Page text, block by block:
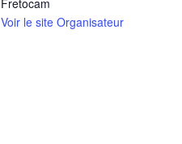
Fretocam
Voir le site Organisateur